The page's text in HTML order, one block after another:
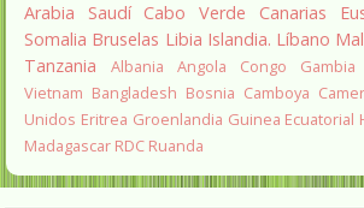
Arabia Saudí Cabo Verde Canarias
Somalia Bruselas Libia Islandia. Líbano
Tanzania
Albania Angola Congo Gambia
Vietnam Bangladesh Bosnia Camboya
Unidos Eritrea Groenlandia Guinea Ecuatorial
Madagascar RDC Ruanda